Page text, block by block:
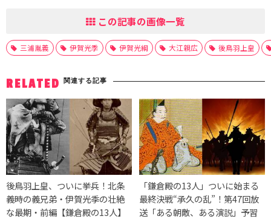
この記事の画像一覧
三浦胤義 伊賀光季 伊賀光綱 大江親広 後鳥羽上皇
RELATED 関連する記事
後鳥羽上皇、ついに挙兵！北条
義時の義兄弟・伊賀光季の壮絶
な最期・前編【鎌倉殿の13人】
「鎌倉殿の13人」ついに始まる
最終決戦“承久の乱”！第47回放
送「ある朝敵、ある演説」予習